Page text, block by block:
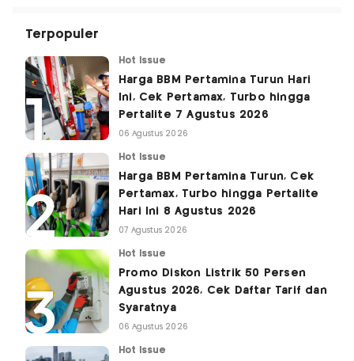
Terpopuler
Hot Issue
Harga BBM Pertamina Turun Hari
Ini, Cek Pertamax, Turbo hingga
Pertalite 7 Agustus 2026
06 Agustus 2026
Hot Issue
Harga BBM Pertamina Turun, Cek
Pertamax, Turbo hingga Pertalite
Hari Ini 8 Agustus 2026
07 Agustus 2026
Hot Issue
Promo Diskon Listrik 50 Persen
Agustus 2026, Cek Daftar Tarif dan
Syaratnya
06 Agustus 2026
Hot Issue